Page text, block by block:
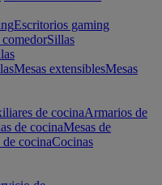
Escritorios gaming
Sillas
Mesas extensiblesMesas
de cocinaArmarios de
de cocinaMesas de
de cocinaCocinas